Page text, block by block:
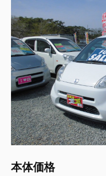
本体価格